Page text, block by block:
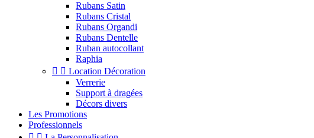
Rubans Satin
Rubans Cristal
Rubans Organdi
Rubans Dentelle
Ruban autocollant
Raphia
  Location Décoration
Verrerie
Support à dragées
Décors divers
Les Promotions
Professionnels